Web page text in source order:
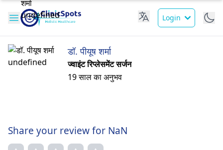
Login
डॉ. पीयूष शर्मा
ज्वाइंट रिप्लेसमेंट सर्जन
19 साल का अनुभव
Share your review for NaN